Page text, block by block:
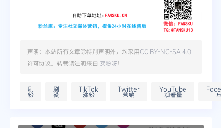
声明：本站所有文章除特别声明外，均采用CC BY-NC-SA 4.0
许可协议。转载请注明来自 买粉呀！
刷
粉
刷
赞
TikTok
涨粉
Twitter
营销
YouTube
观看量